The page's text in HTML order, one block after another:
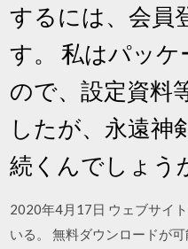
するには、会員
す。 私はパッケ
ので、設定資料
したが、永遠神
続くんでしょう
2020年4月17日 ウェブサイ
いる。 無料ダウンロードが